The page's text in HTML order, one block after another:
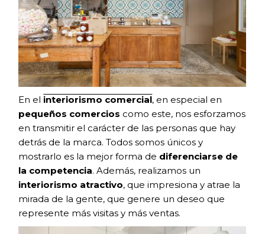
En el interiorismo comercial, en especial en
pequeños comercios como este, nos esforzamos
en transmitir el carácter de las personas que hay
detrás de la marca. Todos somos únicos y
mostrarlo es la mejor forma de diferenciarse de
la competencia. Además, realizamos un
interiorismo atractivo, que impresiona y atrae la
mirada de la gente, que genere un deseo que
represente más visitas y más ventas.